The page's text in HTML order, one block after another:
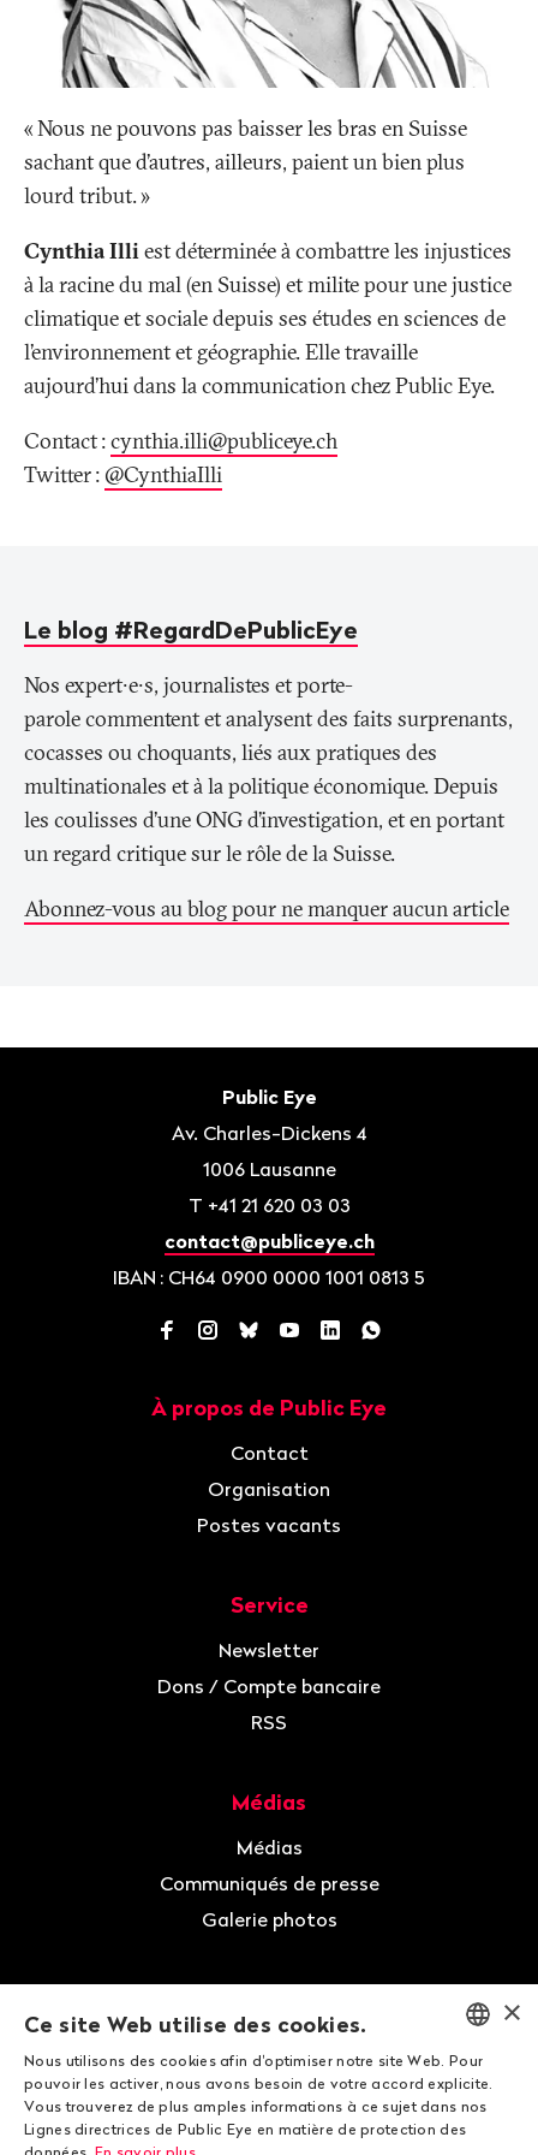
«Nous ne pouvons pas baisser les bras en Suisse
sachant que d’autres, ailleurs, paient un bien plus
lourd tribut.»
Cynthia Illiest déterminée à combattre les injustices
à la racine du mal (en Suisse) et milite pour une justice
climatique et sociale depuis ses études en sciences de
l’environnement et géographie. Elle travaille
aujourd’hui dans la communication chez Public Eye.
Contact:cynthia.illi@publiceye.ch
Twitter: @CynthiaIlli
Le blog #RegardDePublicEye
Nos expert∙e∙s, journalistes et porte-
parole commentent et analysent des faits surprenants,
cocasses ou choquants, liés aux pratiques des
multinationales et à la politique économique. Depuis
les coulisses d’une ONG d’investigation, et en portant
un regard critique sur le rôle de la Suisse.
Abonnez-vous au blog pour ne manquer aucun article
Public Eye
Av. Charles-Dickens 4
1006 Lausanne
T +41 21 620 03 03
contact@publiceye.ch
IBAN : CH64 0900 0000 1001 0813 5
Facebook
Instagram
BlueskyYouTube
LinkedInWhatsApp
À propos de Public Eye
Contact
Organisation
Postes vacants
Service
Newsletter
Dons / Compte bancaire
RSS
Médias
Médias
Communiqués de presse
Galerie photos
Newsletter
Faire un don
ENGLISH
DEUTSCH
×
Ce site Web utilise des cookies.
Nous utilisons des cookies afin d'optimiser notre site Web. Pour
pouvoir les activer, nous avons besoin de votre accord explicite.
Vous trouverez de plus amples informations à ce sujet dans nos
Lignes directrices de Public Eye en matière de protection des